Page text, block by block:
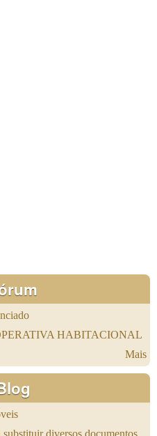
HABITACIONAL
Mais
diversos documentos